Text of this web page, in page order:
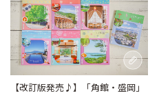
【改訂版発売♪】「角館・盛岡」